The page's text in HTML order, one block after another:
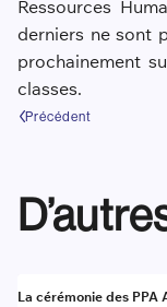
Ressources
derniers ne sont
prochainement
classes.
Précédent
Actualité
La cérémonie des